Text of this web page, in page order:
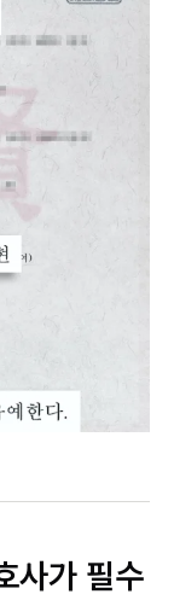
사가 필수